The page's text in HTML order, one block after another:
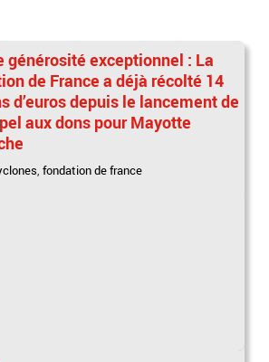
générosité exceptionnel : La
de France a déjà récolté 14
d’euros depuis le lancement de
aux dons pour Mayotte
,fondation de france